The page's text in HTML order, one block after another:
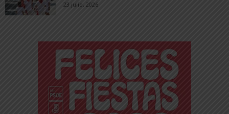
23 julio, 2026